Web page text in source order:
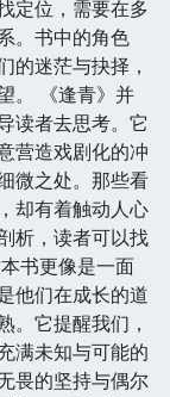
定位，需要在多
。书中的角色
的迷茫与抉择，
。 《逢青》并
读者去思考。它
营造戏剧化的冲
微之处。那些看
却有着触动人心
析，读者可以找
书更像是一面
他们在成长的道
。它提醒我们，
满未知与可能的
畏的坚持与偶尔